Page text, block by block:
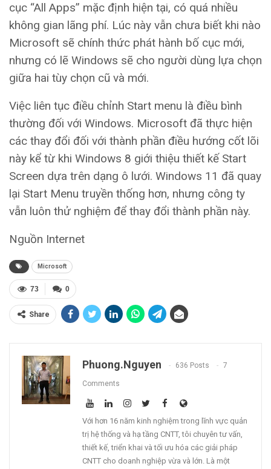
cục “All Apps” mặc định hiện tại, có quá nhiều
không gian lãng phí. Lúc này vẫn chưa biết khi nào
Microsoft sẽ chính thức phát hành bố cục mới,
nhưng có lẽ Windows sẽ cho người dùng lựa chọn
giữa hai tùy chọn cũ và mới.
Việc liên tục điều chỉnh Start menu là điều bình
thường đối với Windows. Microsoft đã thực hiện
các thay đổi đối với thành phần điều hướng cốt lõi
này kể từ khi Windows 8 giới thiệu thiết kế Start
Screen dựa trên dạng ô lưới. Windows 11 đã quay
lại Start Menu truyền thống hơn, nhưng công ty
vẫn luôn thử nghiệm để thay đổi thành phần này.
Nguồn Internet
Microsoft
0
73
Share
Phuong.nguyen 636 Posts 7
Comments
Với hơn 16 năm kinh nghiệm trong lĩnh vực quản
trị hệ thống và hạ tầng CNTT, tôi chuyên tư vấn,
thiết kế, triển khai và tối ưu hóa các giải pháp
CNTT cho doanh nghiệp vừa và lớn. Là một